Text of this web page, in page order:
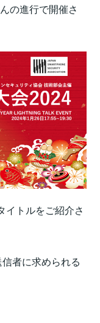
の進行で開催さ
イトルをご紹介さ
者に求められる